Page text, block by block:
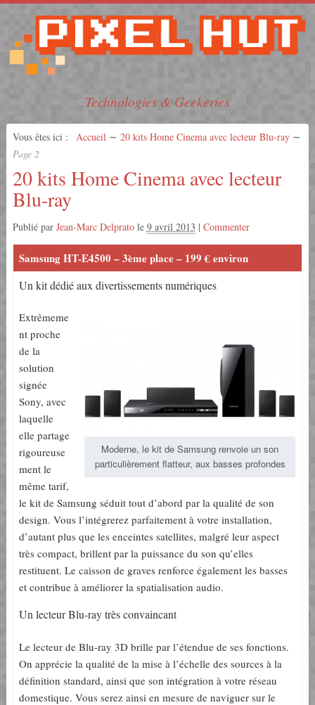
Technologies & Geekeries
Vous êtes ici : Accueil ∼ 20 kits Home Cinema avec lecteur Blu-ray ∼
Page 2
20 kits Home Cinema avec lecteur
Blu-ray
Publié par Jean-Marc Delpratole 9 avril 2013 | Commenter
Samsung HT-E4500 – 3ème place – 199 € environ
Un kit dédié aux divertissements numériques
Moderne, le kit de Samsung renvoie un son
particulièrement flatteur, aux basses profondes
Extrêmeme
nt proche
de la
solution
signée
Sony, avec
laquelle
elle partage
rigoureuse
ment le
même tarif,
le kit de Samsung séduit tout d’abord par la qualité de son
design. Vous l’intégrerez parfaitement à votre installation,
d’autant plus que les enceintes satellites, malgré leur aspect
très compact, brillent par la puissance du son qu’elles
restituent. Le caisson de graves renforce également les basses
et contribue à améliorer la spatialisation audio.
Un lecteur Blu-ray très convaincant
Le lecteur de Blu-ray 3D brille par l’étendue de ses fonctions.
On apprécie la qualité de la mise à l’échelle des sources à la
définition standard, ainsi que son intégration à votre réseau
domestique. Vous serez ainsi en mesure de naviguer sur le